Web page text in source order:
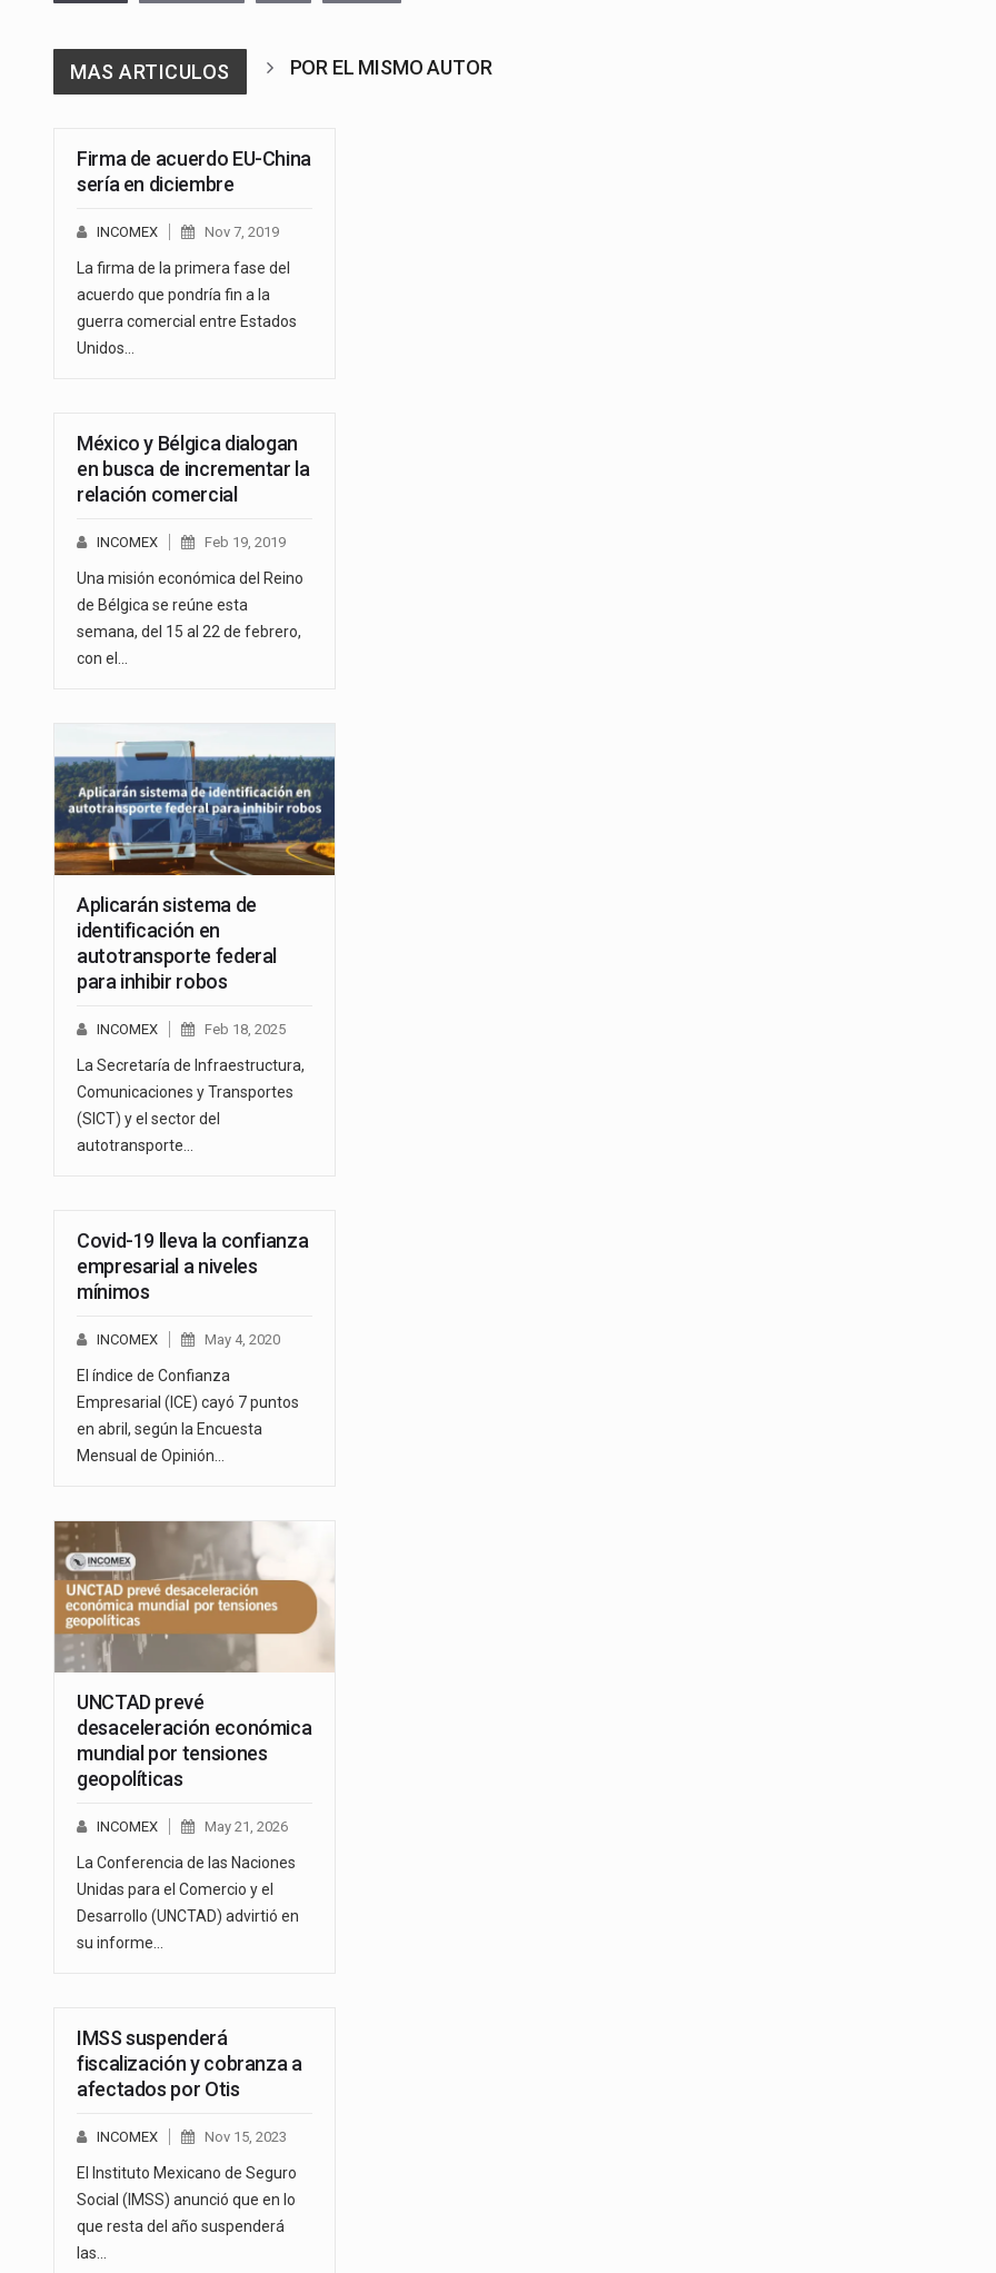
MAS ARTICULOS POR EL MISMO AUTOR
Firma de acuerdo EU-China
sería en diciembre
INCOMEX Nov 7, 2019
La firma de la primera fase del
acuerdo que pondría fin a la
guerra comercial entre Estados
Unidos…
México y Bélgica dialogan
en busca de incrementar la
relación comercial
INCOMEX Feb 19, 2019
Una misión económica del Reino
de Bélgica se reúne esta
semana, del 15 al 22 de febrero,
con el…
Aplicarán sistema de
identificación en
autotransporte federal
para inhibir robos
INCOMEX Feb 18, 2025
La Secretaría de Infraestructura,
Comunicaciones y Transportes
(SICT) y el sector del
autotransporte…
Covid-19 lleva la confianza
empresarial a niveles
mínimos
INCOMEX May 4, 2020
El índice de Confianza
Empresarial (ICE) cayó 7 puntos
en abril, según la Encuesta
Mensual de Opinión…
UNCTAD prevé
desaceleración económica
mundial por tensiones
geopolíticas
INCOMEX May 21, 2026
La Conferencia de las Naciones
Unidas para el Comercio y el
Desarrollo (UNCTAD) advirtió en
su informe…
IMSS suspenderá
fiscalización y cobranza a
afectados por Otis
INCOMEX Nov 15, 2023
El Instituto Mexicano de Seguro
Social (IMSS) anunció que en lo
que resta del año suspenderá
las…